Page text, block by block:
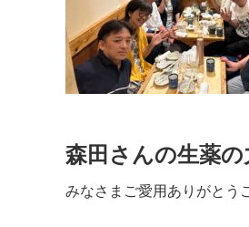
森田さんの生薬
みなさまご愛用ありがとう